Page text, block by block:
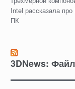
Intel рассказала
ПК
3DNews: